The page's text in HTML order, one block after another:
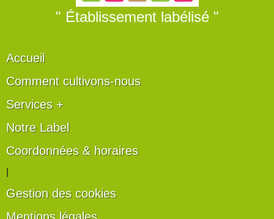
" Établissement labélisé "
Accueil
Comment cultivons-nous
Services +
Notre Label
Coordonnées & horaires
Gestion des cookies